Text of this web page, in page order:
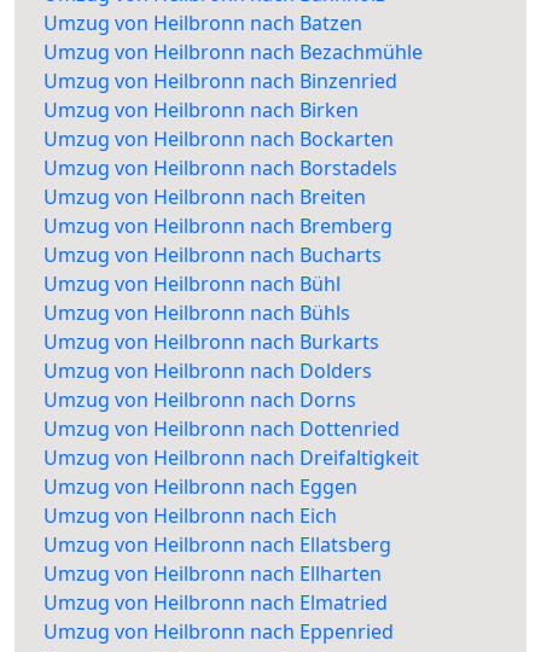
Umzug von Heilbronn nach Batzen
Umzug von Heilbronn nach Bezachmühle
Umzug von Heilbronn nach Binzenried
Umzug von Heilbronn nach Birken
Umzug von Heilbronn nach Bockarten
Umzug von Heilbronn nach Borstadels
Umzug von Heilbronn nach Breiten
Umzug von Heilbronn nach Bremberg
Umzug von Heilbronn nach Bucharts
Umzug von Heilbronn nach Bühl
Umzug von Heilbronn nach Bühls
Umzug von Heilbronn nach Burkarts
Umzug von Heilbronn nach Dolders
Umzug von Heilbronn nach Dorns
Umzug von Heilbronn nach Dottenried
Umzug von Heilbronn nach Dreifaltigkeit
Umzug von Heilbronn nach Eggen
Umzug von Heilbronn nach Eich
Umzug von Heilbronn nach Ellatsberg
Umzug von Heilbronn nach Ellharten
Umzug von Heilbronn nach Elmatried
Umzug von Heilbronn nach Eppenried